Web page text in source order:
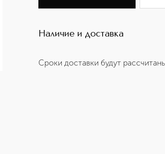
Наличие и доставка
Сроки доставки будут